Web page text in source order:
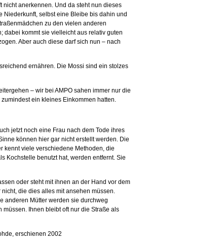
nicht anerkennen. Und da steht nun dieses
Niederkunft, selbst eine Bleibe bis dahin und
zu den vielen anderen
dabei kommt sie vielleicht aus relativ guten
Aber auch diese darf sich nun – nach
ernähren. Die Mossi sind ein stolzes
– wir bei AMPO sahen immer nur die
ein kleines Einkommen hatten.
jetzt noch eine Frau nach dem Tode ihres
können hier gar nicht erstellt werden. Die
kennt viele verschiedene Methoden, die
Kochstelle benutzt hat, werden entfernt. Sie
oder steht mit ihnen an der Hand vor dem
die dies alles mit ansehen müssen.
anderen Mütter werden sie durchweg
Ihnen bleibt oft nur die Straße als
erschienen 2002